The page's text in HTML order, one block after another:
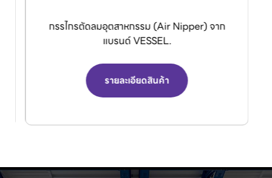
กรรไกรตัดลมอุตสาหกรรม (Air Nipper) จาก
แบรนด์ VESSEL.
รายละเอียดสินค้า